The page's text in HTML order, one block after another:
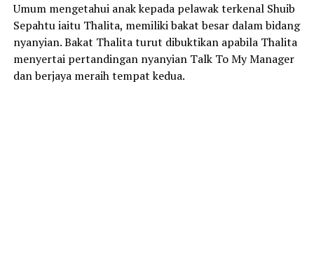
Umum mengetahui anak kepada pelawak terkenal Shuib
Sepahtu iaitu Thalita, memiliki bakat besar dalam bidang
nyanyian. Bakat Thalita turut dibuktikan apabila Thalita
menyertai pertandingan nyanyian Talk To My Manager
dan berjaya meraih tempat kedua.